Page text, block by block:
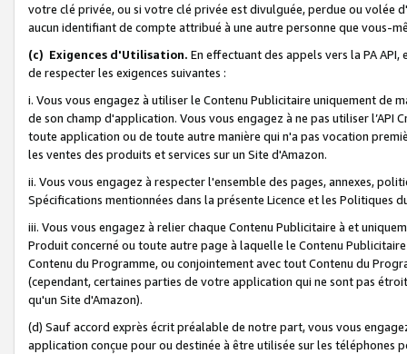
votre clé privée, ou si votre clé privée est divulguée, perdue ou volée
aucun identifiant de compte attribué à une autre personne que vous-
(c) Exigences d'Utilisation. En effectuant des appels vers la PA
de respecter les exigences suivantes :
i. Vous vous engagez à utiliser le Contenu Publicitaire uniquement de
de son champ d'application. Vous vous engagez à ne pas utiliser l’API
toute application ou de toute autre manière qui n'a pas vocation
les ventes des produits et services sur un Site d'Amazon.
ii. Vous vous engagez à respecter l'ensemble des pages, annexes,
Spécifications mentionnées dans la présente Licence et les Politiques
iii. Vous vous engagez à relier chaque Contenu Publicitaire à et
Produit concerné ou toute autre page à laquelle le Contenu
Contenu du Programme, ou conjointement avec tout Contenu du
(cependant, certaines parties de votre application qui ne sont pas
qu'un Site d'Amazon).
(d) Sauf accord exprès écrit préalable de notre part, vous vous
application conçue pour ou destinée à être utilisée sur les téléphones